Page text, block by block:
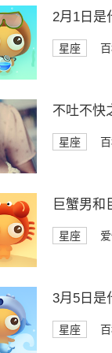
2月1日是
星座
不吐不快
星座
巨蟹男和
星座
3月5日是
星座